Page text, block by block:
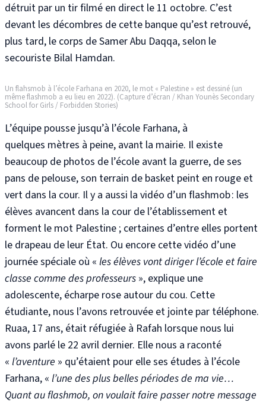
détruit par un tir filmé en direct le 11 octobre. C’est
devant les décombres de cette banque qu’est retrouvé,
plus tard, le corps de Samer Abu Daqqa, selon le
secouriste Bilal Hamdan.
Un flahsmob à l’école Farhana en 2020, le mot « Palestine » est dessiné (un
même flashmob a eu lieu en 2022). (Capture d’écran / Khan Younès Secondary
School for Girls / Forbidden Stories)
L’équipe pousse jusqu’à l’école Farhana, à
quelques mètres à peine, avant la mairie. Il existe
beaucoup de photos de l’école avant la guerre, de ses
pans de pelouse, son terrain de basket peint en rouge et
vert dans la cour. Il y a aussi la vidéo d’un flashmob : les
élèves avancent dans la cour de l’établissement et
forment le mot Palestine ; certaines d’entre elles portent
le drapeau de leur État. Ou encore cette vidéo d’une
journée spéciale où « les élèves vont diriger l’école et faire
classe comme des professeurs », explique une
adolescente, écharpe rose autour du cou. Cette
étudiante, nous l’avons retrouvée et jointe par téléphone.
Ruaa, 17 ans, était réfugiée à Rafah lorsque nous lui
avons parlé le 22 avril dernier. Elle nous a raconté
« l’aventure » qu’étaient pour elle ses études à l’école
Farhana, « l’une des plus belles périodes de ma vie…
Quant au flashmob, on voulait faire passer notre message